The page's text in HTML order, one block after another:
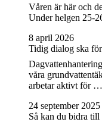
Våren är här och
Under helgen 25-
Tidig dialog ska
8 april 2026
våra
arbetar aktivt för …
Så kan du bidra till
24 september 2025